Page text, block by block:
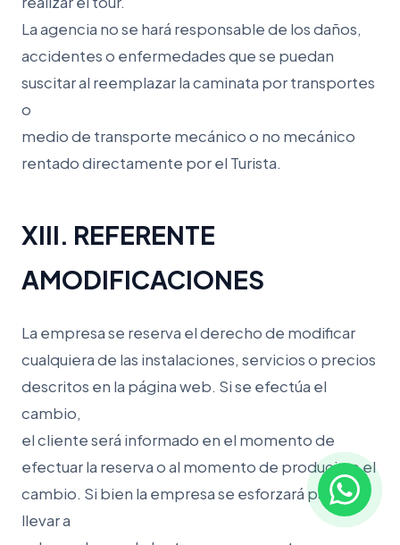
La agencia no se hará responsable de los daños,
accidentes o enfermedades que se puedan
suscitar al reemplazar la caminata por transportes
o
medio de transporte mecánico o no mecánico
rentado directamente por el Turista.
XIII. REFERENTE
AMODIFICACIONES
La empresa se reserva el derecho de modificar
cualquiera de las instalaciones, servicios o precios
descritos en la página web. Si se efectúa el
cambio,
el cliente será informado en el momento de
efectuar la reserva o al momento de producirse el
cambio. Si bien la empresa se esforzará para
llevar a